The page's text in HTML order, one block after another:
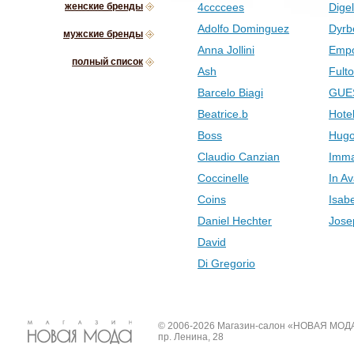
женские бренды
мужские бренды
полный список
4ccccees
Adolfo Dominguez
Anna Jollini
Ash
Barcelo Biagi
Beatrice.b
Boss
Claudio Canzian
Coccinelle
Coins
Daniel Hechter
David
Di Gregorio
Digel
In
© 2006-2026 Магазин-салон «НОВАЯ
пр. Ленина, 28